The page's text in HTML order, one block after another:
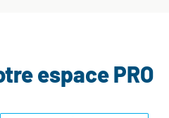
espace PRO